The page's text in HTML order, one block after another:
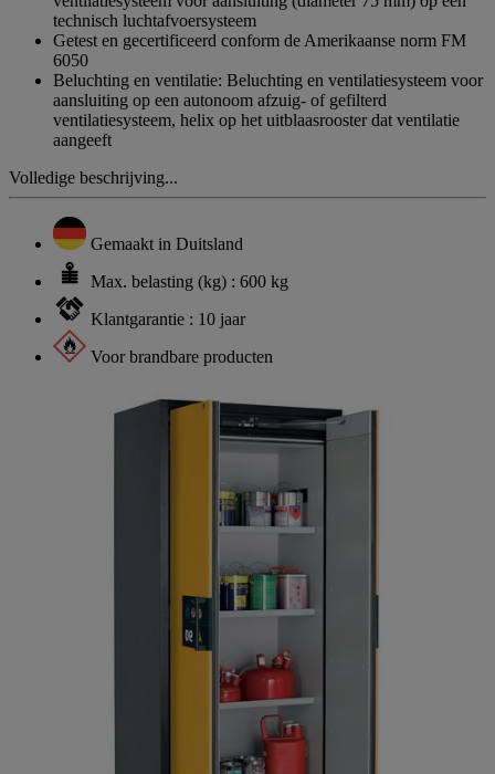
technisch luchtafvoersysteem
Getest en gecertificeerd conform de Amerikaanse norm FM
6050
Beluchting en ventilatie: Beluchting en ventilatiesysteem voor
aansluiting op een autonoom afzuig- of gefilterd
ventilatiesysteem, helix op het uitblaasrooster dat ventilatie
aangeeft
Volledige beschrijving...
Gemaakt in Duitsland
Max. belasting (kg) : 600 kg
Klantgarantie : 10 jaar
Voor brandbare producten